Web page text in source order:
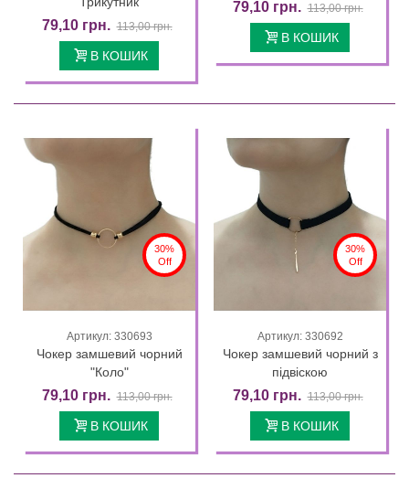
79,10 грн. 113,00 грн.
В КОШИК
79,10 грн. 113,00 грн.
В КОШИК
30%
Off
Артикул: 330693
Чокер замшевий чорний
"Коло"
79,10 грн. 113,00 грн.
В КОШИК
30%
Off
Артикул: 330692
Чокер замшевий чорний з
підвіскою
79,10 грн. 113,00 грн.
В КОШИК